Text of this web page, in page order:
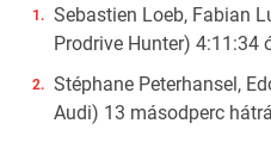
Sebastien Loeb, Fabian
Prodrive Hunter) 4:11:34
Stéphane Peterhansel,
Audi) 13 másodperc